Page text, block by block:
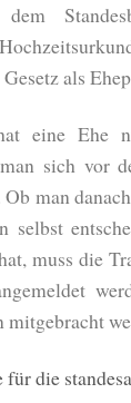
als
eine Ehe
sich vor
Ob man
selbst
muss die
mitgebracht
für die